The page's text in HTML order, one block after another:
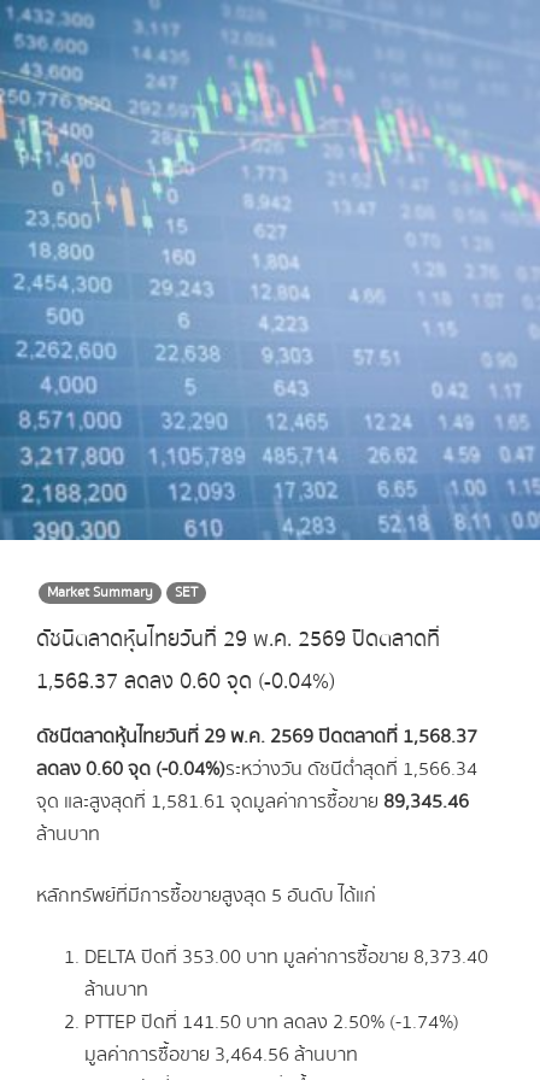
Market Summary SET
ดัชนีตลาดหุ้นไทยวันที่ 29 พ.ค. 2569 ปิดตลาดที่
1,568.37 ลดลง 0.60 จุด (-0.04%)
ดัชนีตลาดหุ้นไทยวันที่ 29 พ.ค.2569 ปิดตลาดที่ 1,568.37
ลดลง 0.60 จุด (-0.04%)ระหว่างวัน ดัชนีต่ำสุดที่ 1,566.34
จุด และสูงสุดที่ 1,581.61 จุด มูลค่าการซื้อขาย 89,345.46
ล้านบาท
หลักทรัพย์ที่มีการซื้อขายสูงสุด 5 อันดับ ได้แก่
DELTA ปิดที่ 353.00 บาท มูลค่าการซื้อขาย 8,373.40
ล้านบาท
PTTEP ปิดที่ 141.50 บาท ลดลง 2.50% (-1.74%)
มูลค่าการซื้อขาย 3,464.56 ล้านบาท